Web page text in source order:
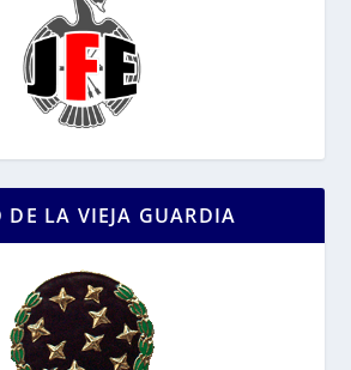
LA VIEJA GUARDIA